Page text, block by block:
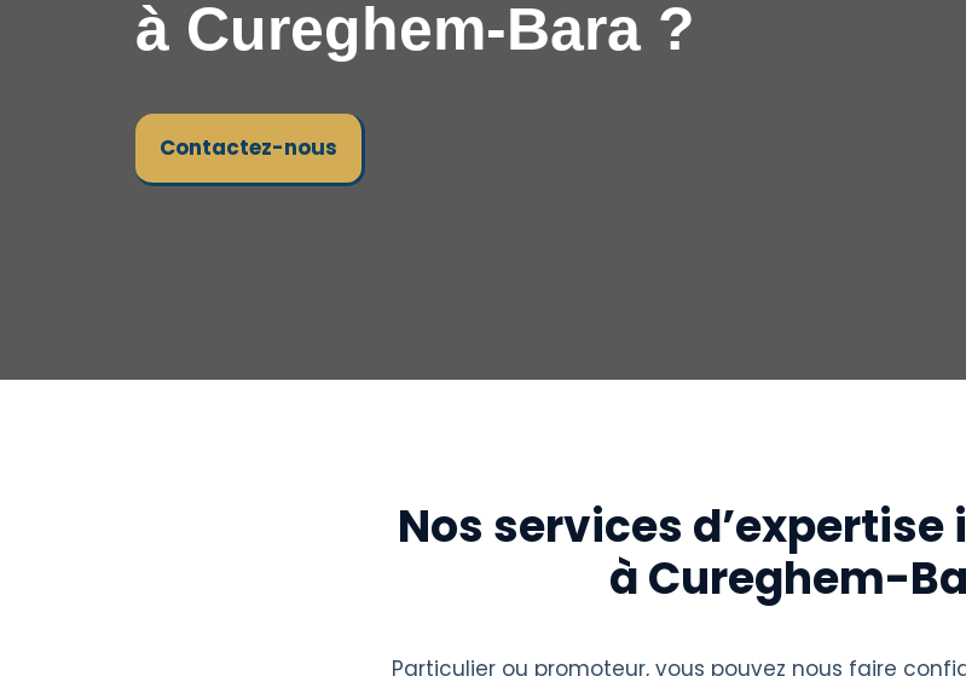
à Cureghem-Bara ?
Contactez-nous
Nos services
à Cureghem-
Particulier ou promoteur, vous pouvez nous faire